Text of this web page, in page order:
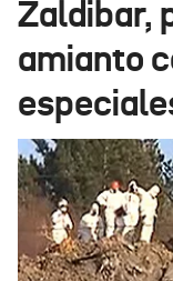
Zaldibar,
amianto